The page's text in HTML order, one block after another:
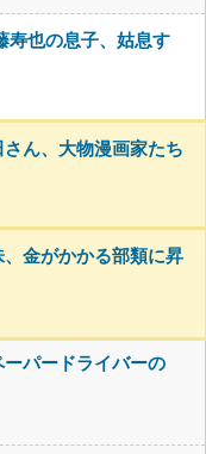
寿也の息子、姑息す
さん、大物漫画家たち
、金がかかる部類に昇
パードライバーの